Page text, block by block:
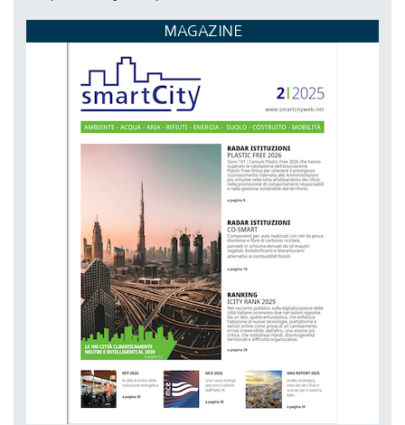
ECOMONDO
NETZERO MILAN - EXPO SUMMIT
DAL 20-10-2026 AL 22-10-2026,
MAGAZINE